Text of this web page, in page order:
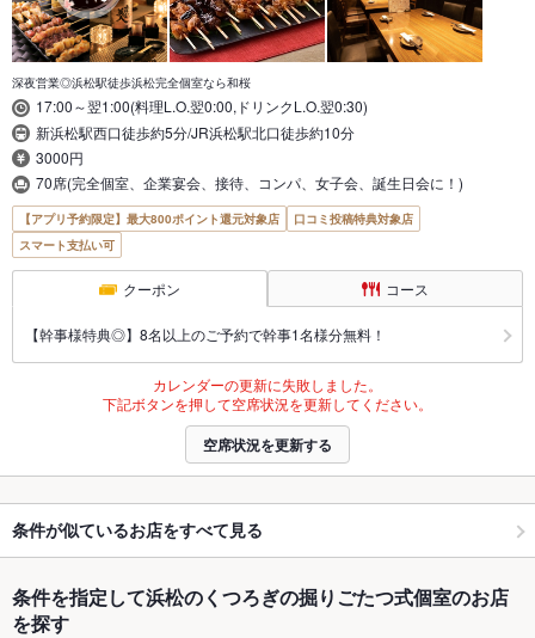
深夜営業◎浜松駅徒歩浜松完全個室なら和桜
17:00～翌1:00(料理L.O.翌0:00,ドリンクL.O.翌0:30)
新浜松駅西口徒歩約5分/JR浜松駅北口徒歩約10分
3000円
70席(完全個室、企業宴会、接待、コンパ、女子会、誕生日会に！)
【アプリ予約限定】最大800ポイント還元対象店
口コミ投稿特典対象店
スマート支払い可
クーポン コース
【幹事様特典◎】8名以上のご予約で幹事1名様分無料！
カレンダーの更新に失敗しました。
下記ボタンを押して空席状況を更新してください。
空席状況を更新する
条件が似ているお店をすべて見る
条件を指定して浜松のくつろぎの掘りごたつ式個室のお店
を探す